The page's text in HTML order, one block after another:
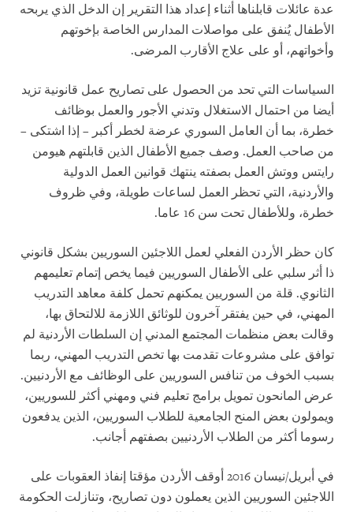
عدة عائلات قابلناها أثناء إعداد هذا التقرير إن الدخل الذي يربحه
الأطفال يُنفق على مواصلات المدارس الخاصة بإخوتهم
وأخواتهم، أو على علاج الأقارب المرضى.
السياسات التي تحد من الحصول على تصاريح عمل قانونية تزيد
أيضا من احتمال الاستغلال وتدني الأجور والعمل بوظائف
خطرة، بما أن العامل السوري عرضة لخطر أكبر – إذا اشتكى –
من صاحب العمل. وصف جميع الأطفال الذين قابلتهم هيومن
رايتس ووتش العمل بصفته ينتهك قوانين العمل الدولية
والأردنية، التي تحظر العمل لساعات طويلة، وفي ظروف
خطرة، وللأطفال تحت سن 16 عاما.
كان حظر الأردن الفعلي لعمل اللاجئين السوريين بشكل قانوني
ذا أثر سلبي على الأطفال السوريين فيما يخص إتمام تعليمهم
الثانوي. قلة من السوريين يمكنهم تحمل كلفة معاهد التدريب
المهني، في حين يفتقر آخرون للوثائق اللازمة للالتحاق بها،
وقالت بعض منظمات المجتمع المدني إن السلطات الأردنية لم
توافق على مشروعات تقدمت بها تخص التدريب المهني، ربما
بسبب الخوف من تنافس السوريين على الوظائف مع الأردنيين.
عرض المانحون تمويل برامج تعليم فني ومهني أكثر للسوريين،
ويمولون بعض المنح الجامعية للطلاب السوريين، الذين يدفعون
رسوما أكثر من الطلاب الأردنيين بصفتهم أجانب.
في أبريل/نيسان 2016 أوقف الأردن مؤقتا إنفاذ العقوبات على
اللاجئين السوريين الذين يعملون دون تصاريح، وتنازلت الحكومة